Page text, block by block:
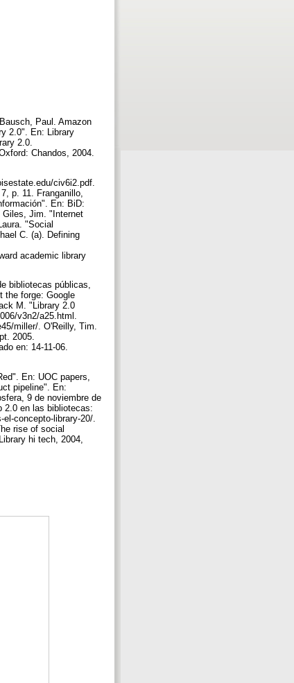
Paul. Amazon
2.0". En: Library
2.0.
Chandos, 2004.
civ6i2.pdf.
p. 11. Franganillo,
En: BiD:
Giles, Jim. "Internet
"Social
C. (a). Defining
academic library
bibliotecas públicas,
the forge: Google
M. "Library 2.0
v3n2/a25.html.
miller/. O'Reilly, Tim.
2005.
en: 14-11-06.
En: UOC papers,
pipeline". En:
9 de noviembre de
2.0 en las bibliotecas:
concepto-library-20/.
rise of social
hi tech, 2004,